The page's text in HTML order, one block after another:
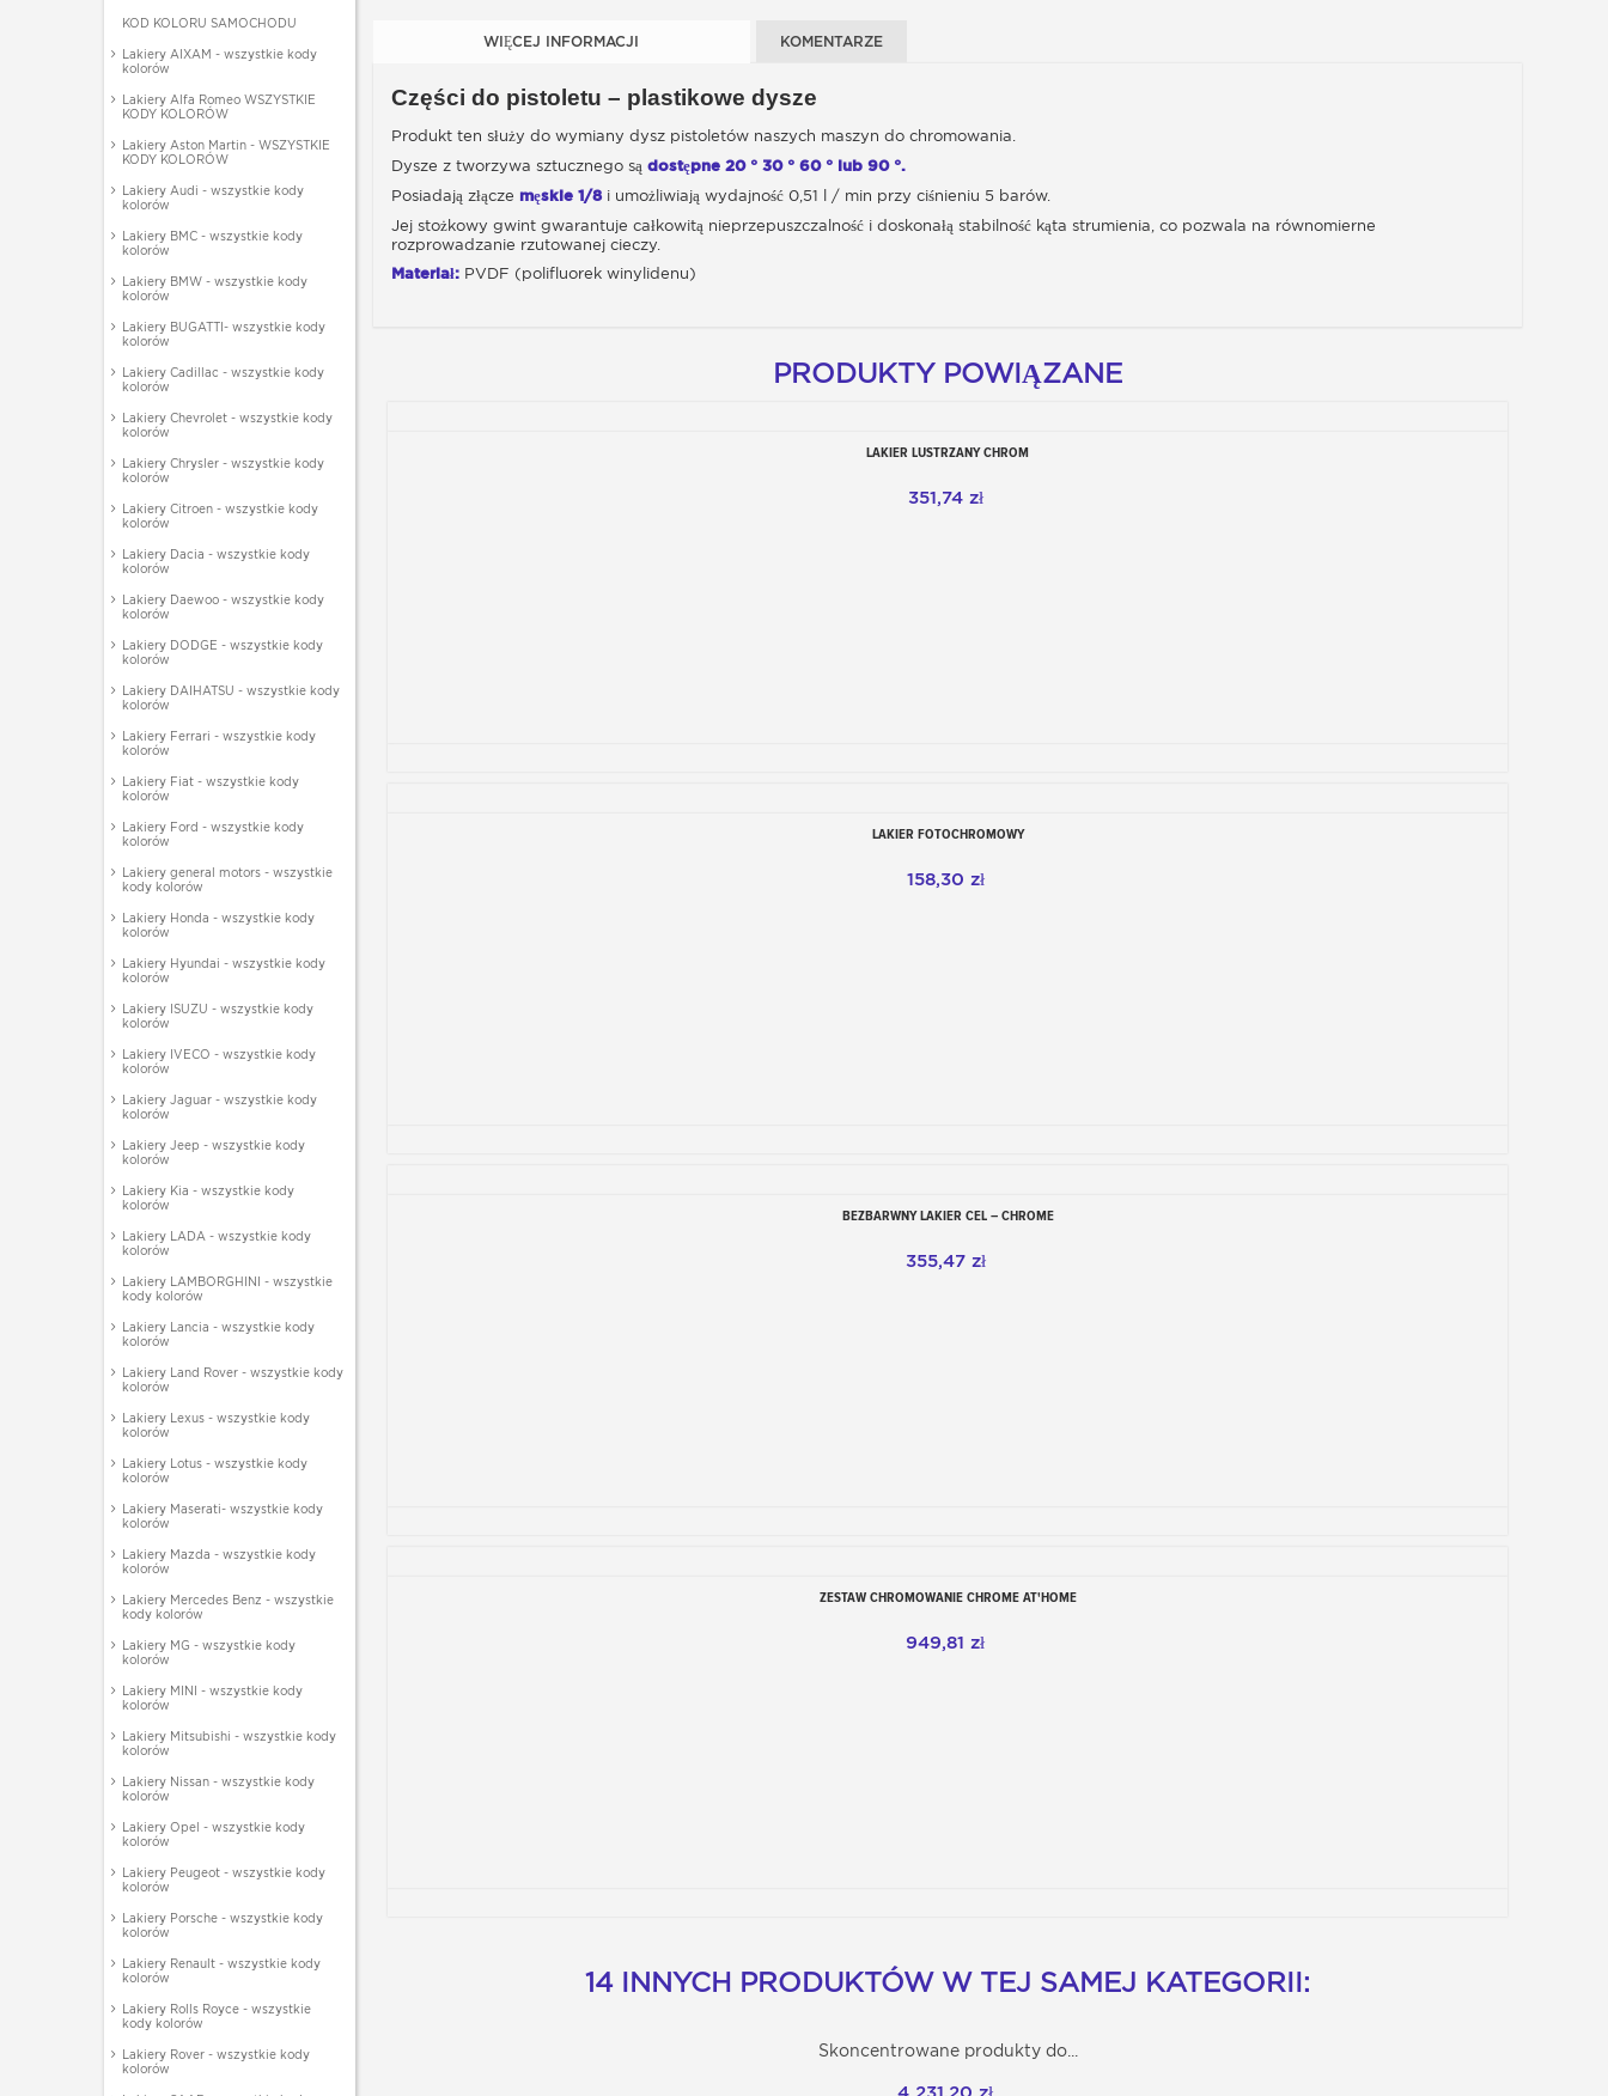
KOD KOLORU SAMOCHODU
Lakiery AIXAM - wszystkie kody
kolorów
Lakiery Alfa Romeo WSZYSTKIE
KODY KOLORÓW
Lakiery Aston Martin - WSZYSTKIE
KODY KOLORÓW
Lakiery Audi - wszystkie kody
kolorów
Lakiery BMC - wszystkie kody
kolorów
Lakiery BMW - wszystkie kody
kolorów
Lakiery BUGATTI- wszystkie kody
kolorów
Lakiery Cadillac - wszystkie kody
kolorów
Lakiery Chevrolet - wszystkie kody
kolorów
Lakiery Chrysler - wszystkie kody
kolorów
Lakiery Citroen - wszystkie kody
kolorów
Lakiery Dacia - wszystkie kody
kolorów
Lakiery Daewoo - wszystkie kody
kolorów
Lakiery DODGE - wszystkie kody
kolorów
Lakiery DAIHATSU - wszystkie kody
kolorów
Lakiery Ferrari - wszystkie kody
kolorów
Lakiery Fiat - wszystkie kody
kolorów
Lakiery Ford - wszystkie kody
kolorów
Lakiery general motors - wszystkie
kody kolorów
Lakiery Honda - wszystkie kody
kolorów
Lakiery Hyundai - wszystkie kody
kolorów
Lakiery ISUZU - wszystkie kody
kolorów
Lakiery IVECO - wszystkie kody
kolorów
Lakiery Jaguar - wszystkie kody
kolorów
Lakiery Jeep - wszystkie kody
kolorów
Lakiery Kia - wszystkie kody
kolorów
Lakiery LADA - wszystkie kody
kolorów
Lakiery LAMBORGHINI - wszystkie
kody kolorów
Lakiery Lancia - wszystkie kody
kolorów
Lakiery Land Rover - wszystkie kody
kolorów
Lakiery Lexus - wszystkie kody
kolorów
Lakiery Lotus - wszystkie kody
kolorów
Lakiery Maserati- wszystkie kody
kolorów
Lakiery Mazda - wszystkie kody
kolorów
Lakiery Mercedes Benz - wszystkie
kody kolorów
Lakiery MG - wszystkie kody
kolorów
Lakiery MINI - wszystkie kody
kolorów
Lakiery Mitsubishi - wszystkie kody
kolorów
Lakiery Nissan - wszystkie kody
kolorów
Lakiery Opel - wszystkie kody
kolorów
Lakiery Peugeot - wszystkie kody
kolorów
Lakiery Porsche - wszystkie kody
kolorów
Lakiery Renault - wszystkie kody
kolorów
Lakiery Rolls Royce - wszystkie
kody kolorów
Lakiery Rover - wszystkie kody
kolorów
WIĘCEJ INFORMACJI KOMENTARZE
Części do pistoletu – plastikowe dysze
Produkt ten służy do wymiany dysz pistoletów naszych maszyn do chromowania.
Dysze z tworzywa sztucznego są dostępne 20 ° 30 ° 60 ° lub 90 °.
Posiadają złącze męskie 1/8 i umożliwiają wydajność 0,51 l / min przy ciśnieniu 5 barów.
Jej stożkowy gwint gwarantuje całkowitą nieprzepuszczalność i doskonałą stabilność kąta strumienia, co pozwala na równomierne
rozprowadzanie rzutowanej cieczy.
Materiał: PVDF (polifluorek winylidenu)
PRODUKTY POWIĄZANE
Dodaj do koszyka
LAKIER LUSTRZANY CHROM
351,74 zł
Dodaj do koszyka
LAKIER FOTOCHROMOWY
158,30 zł
Dodaj do koszyka
BEZBARWNY LAKIER CEL – CHROME
355,47 zł
Dodaj do koszyka
ZESTAW CHROMOWANIE CHROME AT'HOME
949,81 zł
14 INNYCH PRODUKTÓW W TEJ SAMEJ KATEGORII:
Dodaj do koszyka
Skoncentrowane produkty do...